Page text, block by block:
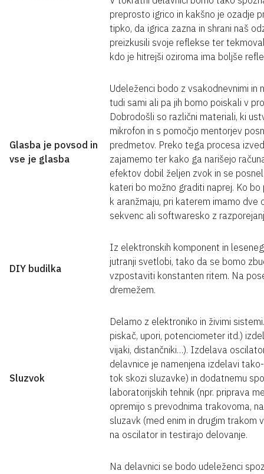
preprosto igrico in kakšno je ozadje
tipko, da igrica zazna in shrani naš
preizkusili svoje reflekse ter
kdo je hitrejši oziroma ima boljše
Glasba je povsod in
vse je glasba
Udeleženci bodo z vsakodnevnimi in
tudi sami ali pa jih bomo poiskali v
Dobrodošli so različni materiali, ki
mikrofon in s pomočjo mentorjev
predmetov. Preko tega procesa
zajamemo ter kako ga narišejo
efektov dobil željen zvok in se
kateri bo možno graditi naprej. Ko
k aranžmaju, pri katerem imamo
sekvenc ali softwaresko z
DIY budilka
Iz elektronskih komponent in
jutranji svetlobi, tako da se bomo
vzpostaviti konstanten ritem. Na
dremežem.
Sluzvok
Delamo z elektroniko in živimi
piskač, upori, potenciometer itd.)
vijaki, distančniki…). Izdelava
delavnice je namenjena izdelavi
tok skozi sluzavke) in dodatnemu
laboratorijskih tehnik (npr. priprava
opremijo s prevodnima trakovoma,
sluzavk (med enim in drugim
na oscilator in testirajo delovanje.
Na delavnici se bodo udeleženci